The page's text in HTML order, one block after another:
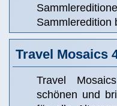
Sammleredition
Travel Mosaics
Travel
schönen und